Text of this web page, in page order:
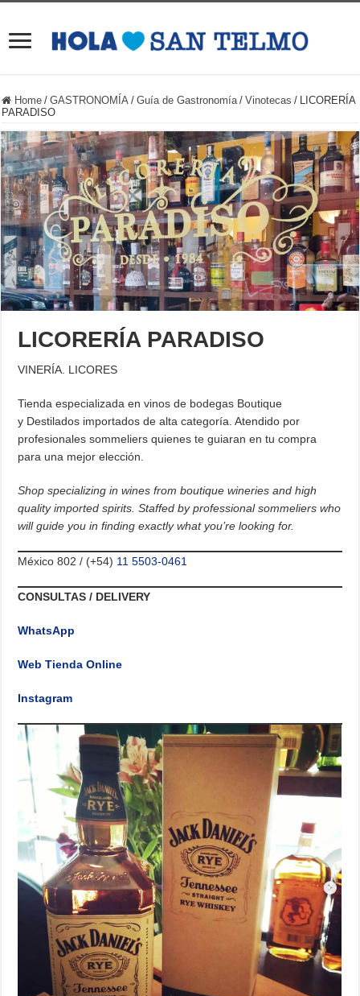
Home / GASTRONOMÍA / Guía de Gastronomía / Vinotecas / LICORERÍA
PARADISO
LICORERÍA PARADISO
VINERÍA. LICORES
Tienda especializada en vinos de bodegas Boutique
y Destilados importados de alta categoría. Atendido por
profesionales sommeliers quienes te guiaran en tu compra
para una mejor elección.
Shop specializing in wines from boutique wineries and high
quality imported spirits. Staffed by professional sommeliers who
will guide you in finding exactly what you’re looking for.
México 802 / (+54) 11 5503-0461
CONSULTAS / DELIVERY
WhatsApp
Web Tienda Online
Instagram